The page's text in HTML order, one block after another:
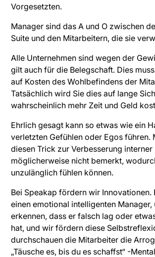
Vorgesetzten.
Manager sind das A und O zwischen
Suite und den Mitarbeitern, die sie
Alle Unternehmen sind wegen der
gilt auch für die Belegschaft. Dies
auf Kosten des Wohlbefindens der
Tatsächlich wird Sie dies auf lange
wahrscheinlich mehr Zeit und Geld
Ehrlich gesagt kann so etwas wie ein
verletzten Gefühlen oder Egos führen.
diesen Trick zur Verbesserung interner
möglicherweise nicht bemerkt,
unzulänglich fühlen können.
Bei Speakap fördern wir Innovationen.
einen emotional intelligenten Manager,
erkennen, dass er falsch lag oder
hat, und wir fördern diese
durchschauen die Mitarbeiter die
„Täusche es, bis du es schaffst“ -